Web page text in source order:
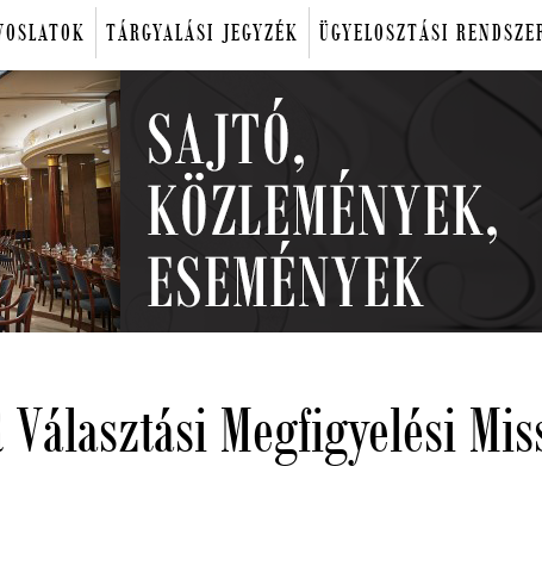
TÁRGYALÁSI JEGYZÉK ÜGYELOSZTÁSI
Választási Megfigyelési